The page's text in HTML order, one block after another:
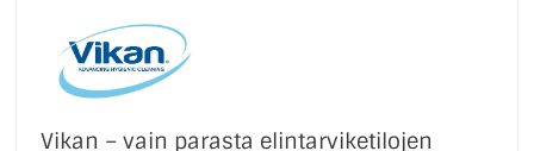
Vikan – vain parasta elintarviketilojen